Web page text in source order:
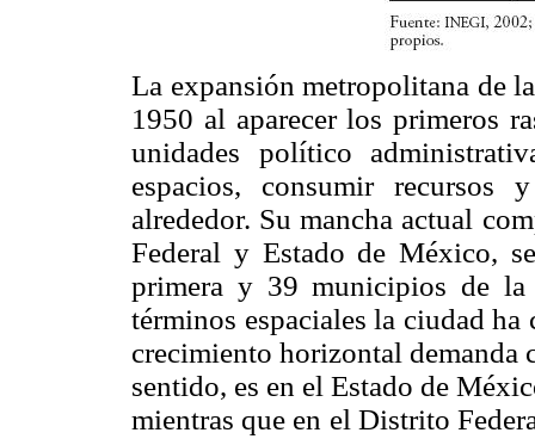
La expansión metropolitana de
1950 al aparecer los primeros
unidades político
espacios, consumir
alrededor. Su mancha actual
Federal y Estado de México,
primera y 39 municipios de
términos espaciales la ciudad
crecimiento horizontal demanda
sentido, es en el Estado de
mientras que en el Distrito